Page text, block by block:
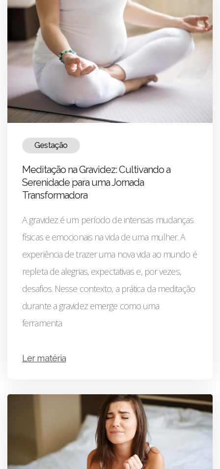
Gestação
Meditação na Gravidez: Cultivando a
Serenidade para uma Jornada
Transformadora
A gravidez é um período de intensas mudanças
físicas e emocionais na vida de uma mulher. A
experiência de trazer uma nova vida ao mundo é
repleta de alegrias, expectativas e, por vezes,
desafios. Nesse contexto, a prática da meditação
durante a gravidez emerge como uma
ferramenta
Ler matéria